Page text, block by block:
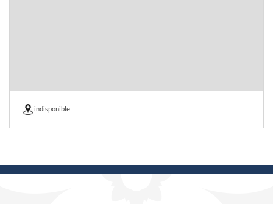
indisponible